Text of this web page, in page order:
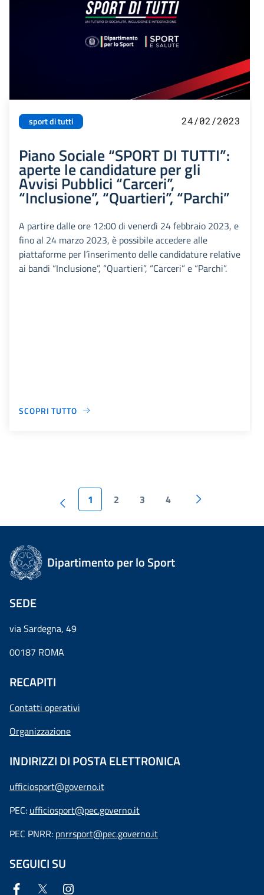
sport di tutti 24/02/2023
Piano Sociale “SPORT DI TUTTI”:
aperte le candidature per gli
Avvisi Pubblici “Carceri”,
“Inclusione”, “Quartieri”, “Parchi”
A partire dalle ore 12:00 di venerdì 24 febbraio 2023, e
fino al 24 marzo 2023, è possibile accedere alle
piattaforme per l’inserimento delle candidature relative
ai bandi “Inclusione”, “Quartieri”, “Carceri” e “Parchi”.
SCOPRI TUTTO
1 2 3 4
Dipartimento per lo Sport
SEDE
via Sardegna, 49
00187 ROMA
RECAPITI
Contatti operativi
Organizzazione
INDIRIZZI DI POSTA ELETTRONICA
ufficiosport@governo.it
PEC: ufficiosport@pec.governo.it
PEC PNRR: pnrrsport@pec.governo.it
SEGUICI SU